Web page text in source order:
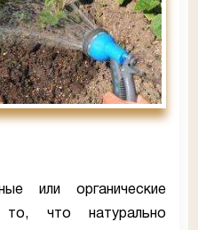
или органические
то, что натурально